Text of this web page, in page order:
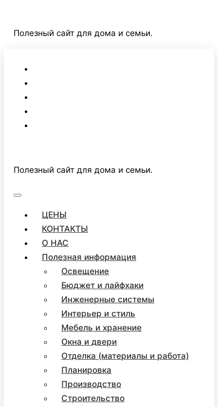
содержимому
Полезный сайт для дома и семьи.
Полезный сайт для дома и семьи.
ЦЕНЫ
КОНТАКТЫ
О НАС
Полезная информация
Освещение
Бюджет и лайфхаки
Инженерные системы
Интерьер и стиль
Мебель и хранение
Окна и двери
Отделка (материалы и работа)
Планировка
Производство
Строительство